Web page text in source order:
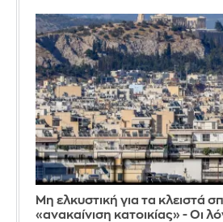
Μη ελκυστική για τα κλειστά
«ανακαίνιση κατοικίας» - Οι